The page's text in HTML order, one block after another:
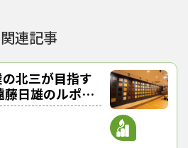
ともに、山林での伐採も行ってい
のか。
関連記事
の北三が目指す
日雄のルポ＆